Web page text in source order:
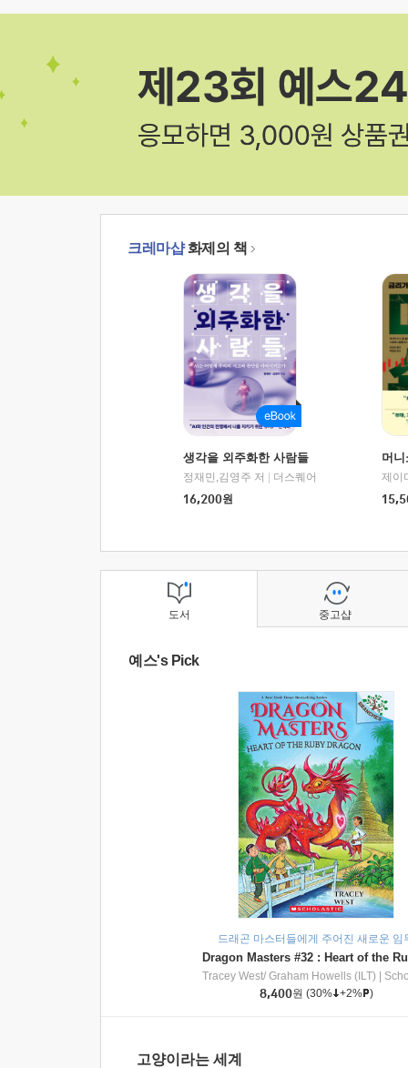
크레마샵화제의 책
생각을 외주화한 사람들
정재민,김영주 저
더스퀘어
16,200원
머
도서
예스's Pick
드래곤 마스터들에게 주어진 새로운 임
Tracey West/ Graham Howells (ILT)
8,400원 (30% +2% )
고양이라는 세계
중고샵